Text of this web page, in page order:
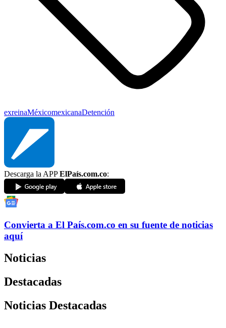
exreinaMéxicomexicanaDetención
Descarga la APPElPaís.com.co:
Convierta a El País.com.co en su fuente de noticias
aquí
Noticias
Destacadas
Noticias Destacadas